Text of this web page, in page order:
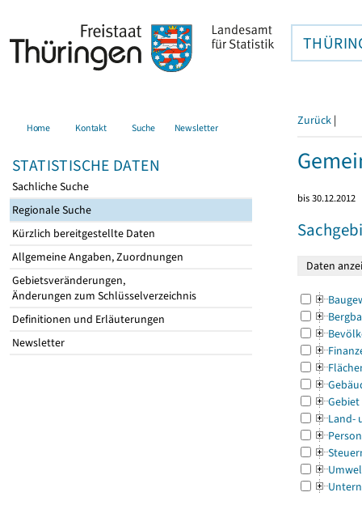
Home Kontakt Suche Newsletter
STATISTISCHE DATEN
Sachliche Suche
Regionale Suche
Kürzlich bereitgestellte Daten
Allgemeine Angaben, Zuordnungen
Gebietsveränderungen,
Änderungen zum Schlüsselverzeichnis
Definitionen und Erläuterungen
Newsletter
Zurück |
bis 30.12.2012
Gebiet
Land-